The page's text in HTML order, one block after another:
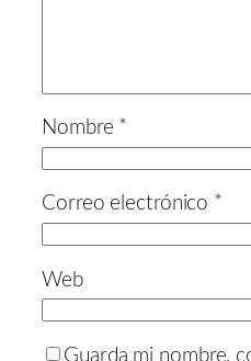
Nombre *
Correo electrónico *
Web
Guarda mi nombre,